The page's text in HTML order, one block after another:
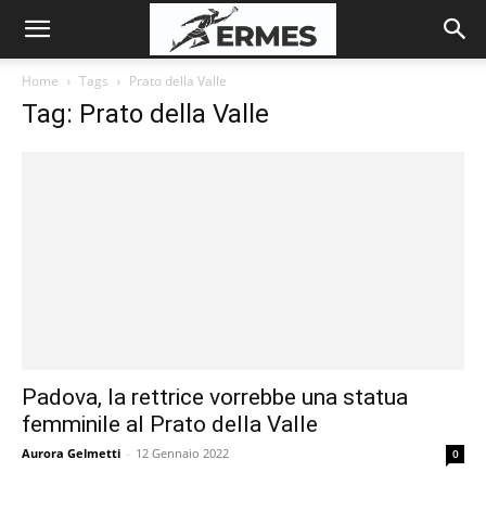
Home Tags Prato della Valle
Tag: Prato della Valle
Padova, la rettrice vorrebbe una statua
femminile al Prato della Valle
Aurora Gelmetti - 12 Gennaio 2022 0